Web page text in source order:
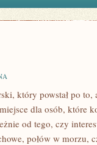
który powstał po to,
dla osób, które
od tego, czy
połów w morzu,